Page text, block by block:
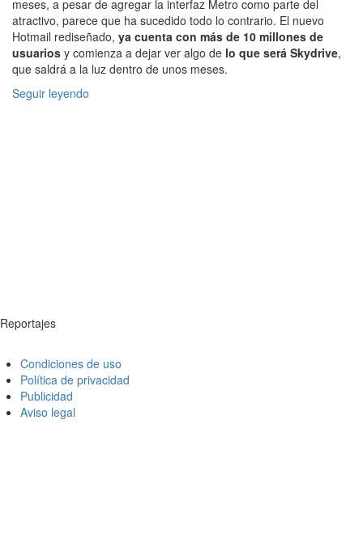
meses, a pesar de agregar la interfaz Metro como parte del
atractivo, parece que ha sucedido todo lo contrario. El nuevo
Hotmail rediseñado, ya cuenta con más de 10 millones de
usuarios y comienza a dejar ver algo de lo que será Skydrive,
que saldrá a la luz dentro de unos meses.
Seguir leyendo
Reportajes
Condiciones de uso
Política de privacidad
Publicidad
Aviso legal